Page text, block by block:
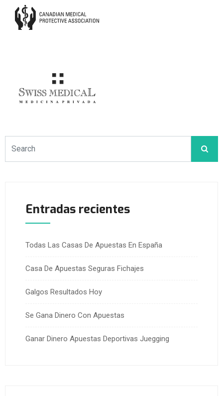
Entradas recientes
Todas Las Casas De Apuestas En España
Casa De Apuestas Seguras Fichajes
Galgos Resultados Hoy
Se Gana Dinero Con Apuestas
Ganar Dinero Apuestas Deportivas Juegging